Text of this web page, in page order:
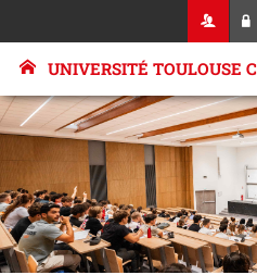
UNIVERSITÉ TOULOUSE